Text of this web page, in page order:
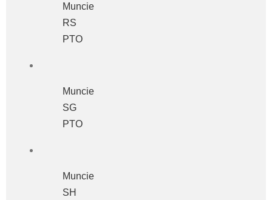
Muncie
RS
PTO
Muncie
SG
PTO
Muncie
SH